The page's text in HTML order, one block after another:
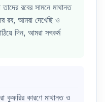
রবের সামনে মাথানত
রব, আমরা দেখেছি ও
দিন, আমরা সৎকর্ম
কুফরির কারণে মাথানত ও